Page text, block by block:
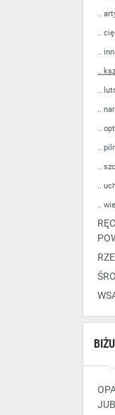
..
..
..
..
..
..
..
..
..
..
..